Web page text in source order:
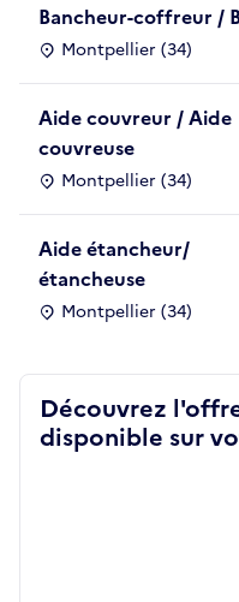
Bancheur-coffreur /
Montpellier (34)
Aide couvreur / Aide
couvreuse
Montpellier (34)
Aide étancheur/
étancheuse
Montpellier (34)
Découvrez
disponible sur